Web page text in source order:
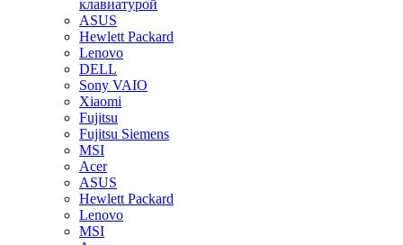
клавиатурой
ASUS
Hewlett Packard
Lenovo
DELL
Sony VAIO
Xiaomi
Fujitsu
Fujitsu Siemens
MSI
Acer
ASUS
Hewlett Packard
Lenovo
MSI